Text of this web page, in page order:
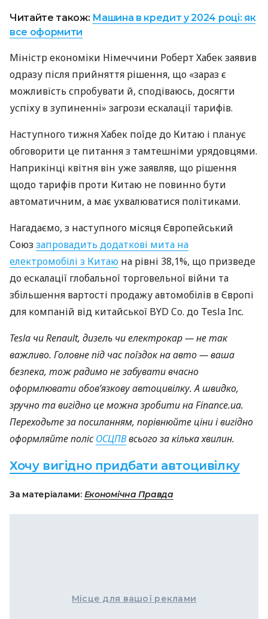
Читайте також: Машина в кредит у 2024 році: як
все оформити
Міністр економіки Німеччини Роберт Хабек заявив
одразу після прийняття рішення, що «зараз є
можливість спробувати й, сподіваюсь, досягти
успіху в зупиненні» загрози ескалації тарифів.
Наступного тижня Хабек поїде до Китаю і планує
обговорити це питання з тамтешніми урядовцями.
Наприкінці квітня він уже заявляв, що рішення
щодо тарифів проти Китаю не повинно бути
автоматичним, а має ухвалюватися політиками.
Нагадаємо, з наступного місяця Європейський
Союз запровадить додаткові мита на
електромобілі з Китаю на рівні 38,1%, що призведе
до ескалації глобальної торговельної війни та
збільшення вартості продажу автомобілів в Європі
для компаній від китайської BYD Co. до Tesla Inc.
Tesla чи Renault, дизель чи електрокар — не так
важливо. Головне під час поїздок на авто — ваша
безпека, тож радимо не забувати вчасно
оформлювати обов’язкову автоцивілку. А швидко,
зручно та вигідно це можна зробити на Finance.ua.
Переходьте за посиланням, порівнюйте ціни і вигідно
оформляйте полісОСЦПВвсього за кілька хвилин.
Хочу вигідно придбати автоцивілку
За матеріалами: Економічна Правда
Місце для вашої реклами